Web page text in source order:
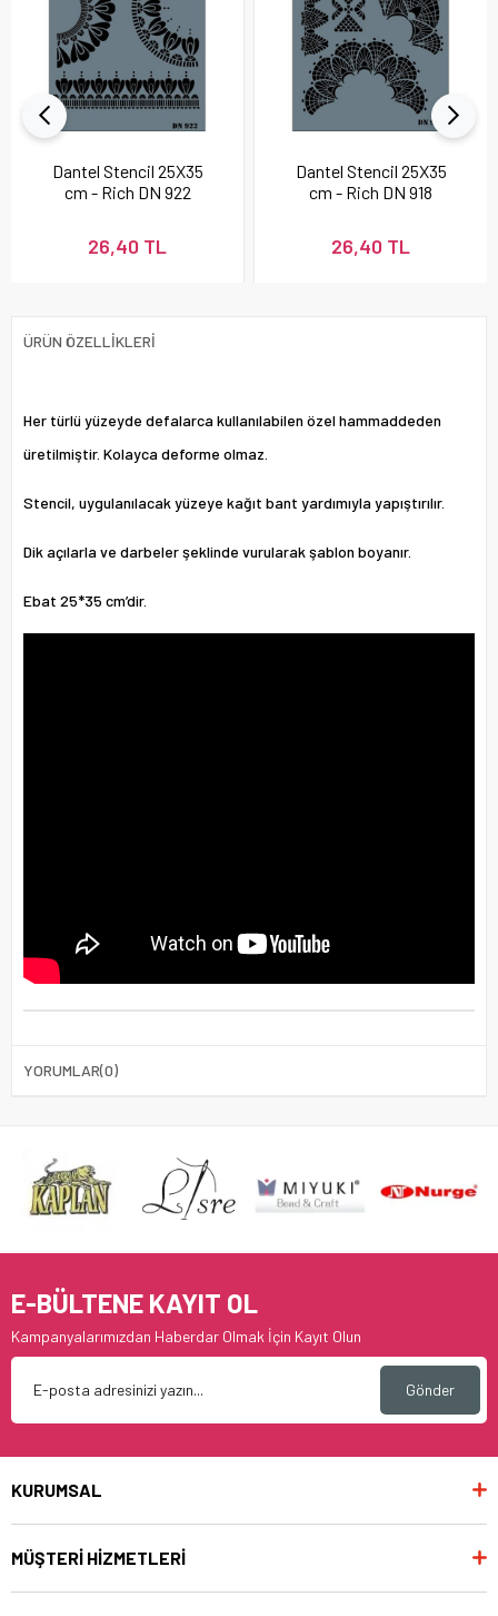
Dantel Stencil 25X35
cm - Rich DN 922
26,40 TL
Dantel Stencil 25X35
cm - Rich DN 918
26,40 TL
ÜRÜN ÖZELLIKLERI
Her türlü yüzeyde defalarca kullanılabilen özel hammaddeden
üretilmiştir. Kolayca deforme olmaz.
Stencil, uygulanılacak yüzeye kağıt bant yardımıyla yapıştırılır.
Dik açılarla ve darbeler şeklinde vurularak şablon boyanır.
Ebat 25*35 cm’dir.
YORUMLAR(0)
E-BÜLTENE KAYIT OL
Kampanyalarımızdan Haberdar Olmak İçin Kayıt Olun
Gönder
KURUMSAL
MÜŞTERİ HİZMETLERİ